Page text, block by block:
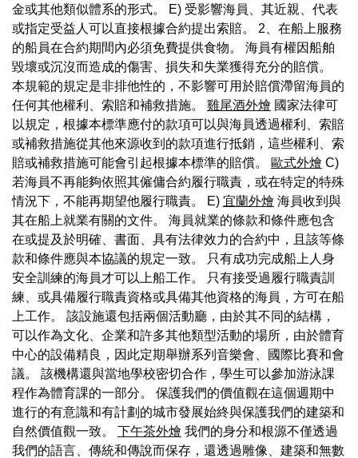
金或其他類似體系的形式。 E) 受影響海員、其近親、代表
或指定受益人可以直接根據合約提出索賠。 2、在船上服務
的船員在合約期間內必須免費提供食物。 海員有權因船舶
毀壞或沉沒而造成的傷害、損失和失業獲得充分的賠償。
本規範的規定是非排他性的，不影響可用於賠償滯留海員的
任何其他權利、索賠和補救措施。 雞尾酒外燴 國家法律可
以規定，根據本標準應付的款項可以與海員透過權利、索賠
或補救措施從其他來源收到的款項進行抵銷，這些權利、索
賠或補救措施可能會引起根據本標準的賠償。
歐式外燴 C)
若海員不再能夠依照其僱傭合約履行職責，或在特定的特殊
情況下，不能再期望他履行職責。 E) 宜蘭外燴 海員收到與
其在船上就業有關的文件。 海員就業的條款和條件應包含
在或提及於明確、書面、具有法律效力的合約中，且該等條
款和條件應與本協議的規定一致。 只有成功完成船上人身
安全訓練的海員才可以上船工作。 只有接受過履行職責訓
練、或具備履行職責資格或具備其他資格的海員，方可在船
上工作。 該設施還包括兩個活動廳，由於其不同的結構，
可以作為文化、企業和許多其他類型活動的場所，由於體育
中心的設備精良，因此定期舉辦系列音樂會、國際比賽和會
議。 該機構還與當地學校密切合作，學生可以參加游泳課
程作為體育課的一部分。 保護我們的價值觀在這個週期中
進行的有意識和有計劃的城市發展始終與保護我們的建築和
自然價值觀一致。 下午茶外燴 我們的身分和根源不僅透過
我們的語言、傳統和傳說而保存，還透過雕像、建築和無數